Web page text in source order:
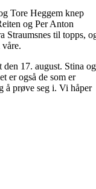
Tore Heggem knep
og Per Anton
Straumsnes til topps,
17. august. Stina og
er også de som er
å prøve seg i. Vi håper